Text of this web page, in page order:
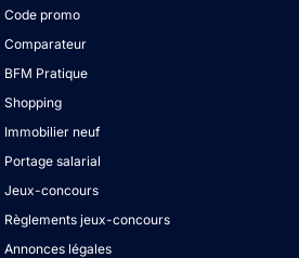
Code promo
Comparateur
BFM Pratique
Shopping
Immobilier neuf
Portage salarial
Jeux-concours
Règlements jeux-concours
Annonces légales